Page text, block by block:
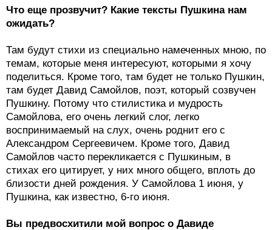
Что еще прозвучит? Какие тексты Пушкина нам
ожидать?
Там будут стихи из специально намеченных мною, по
темам, которые меня интересуют, которыми я хочу
поделиться. Кроме того, там будет не только Пушкин,
там будет Давид Самойлов, поэт, который созвучен
Пушкину. Потому что стилистика и мудрость
Самойлова, его очень легкий слог, легко
воспринимаемый на слух, очень роднит его с
Александром Сергеевичем. Кроме того, Давид
Самойлов часто перекликается с Пушкиным, в
стихах его цитирует, у них много общего, вплоть до
близости дней рождения. У Самойлова 1 июня, у
Пушкина, как известно, 6-го июня.
Вы предвосхитили мой вопрос о Давиде